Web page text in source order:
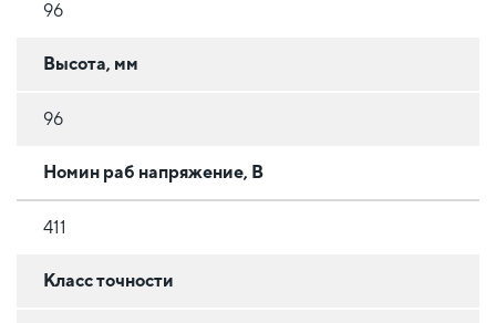
96
Высота, мм
96
Номин раб напряжение, В
411
Класс точности